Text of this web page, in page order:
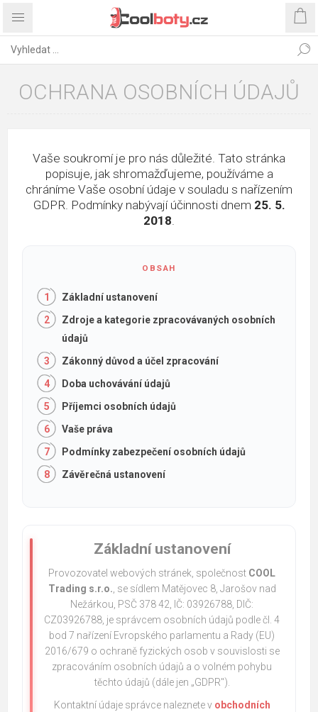
OCHRANA OSOBNÍCH ÚDAJŮ
Vaše soukromí je pro nás důležité. Tato stránka
popisuje, jak shromažďujeme, používáme a
chráníme Vaše osobní údaje v souladu s nařízením
GDPR. Podmínky nabývají účinnosti dnem 25. 5.
2018.
Základní ustanovení
Zdroje a kategorie zpracovávaných osobních
údajů
Zákonný důvod a účel zpracování
Doba uchovávání údajů
Příjemci osobních údajů
Vaše práva
Podmínky zabezpečení osobních údajů
Závěrečná ustanovení
Základní ustanovení
Provozovatel webových stránek, společnost COOL
Trading s.r.o. , se sídlem Matějovec 8, Jarošov nad
Nežárkou, PSČ 378 42, IČ: 03926788, DIČ:
CZ03926788, je správcem osobních údajů podle čl. 4
bod 7 nařízení Evropského parlamentu a Rady (EU)
2016/679 o ochraně fyzických osob v souvislosti se
zpracováním osobních údajů a o volném pohybu
těchto údajů (dále jen „GDPR").
Kontaktní údaje správce naleznete v obchodních